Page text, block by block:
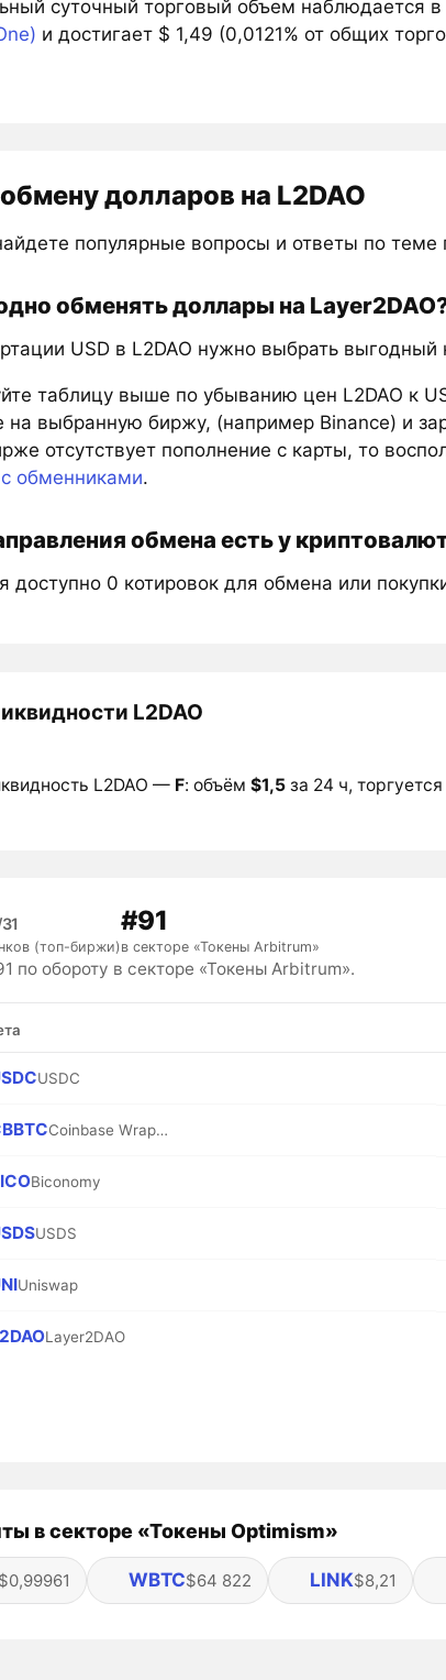
суточный торговый объем наблюдается в
и достигает $ 1,49 (0,0121% от общих
долларов на L2DAO
популярные вопросы и ответы по теме
обменять доллары на
USD в L2DAO нужно выбрать выгодный
таблицу выше по убыванию цен L2DAO к
на выбранную биржу, (например Binance) и
отсутствует пополнение с карты, то
обменниками.
обмена есть у
доступно 0 котировок для обмена или
L2DAO
L2DAO — F: объём $1,5за 24 ч,
(топ-биржи)
#91
в секторе «Токены Arbitrum»
по обороту в секторе «Токены Arbitrum».
USDC
Coinbase Wrapped BTC
Biconomy
USDS
Uniswap
Layer2DAO
в секторе «Токены Optimism»
$0,99961 WBTC$64 822 LINK$8,21